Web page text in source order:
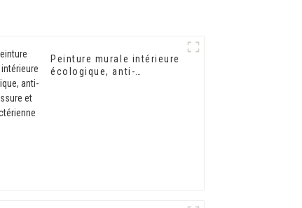
Peinture murale intérieure
écologique, anti-